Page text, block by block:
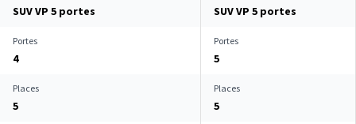
SUV VP 5 portes SUV VP 5 portes
Portes
4
Portes
5
Places
5
Places
5